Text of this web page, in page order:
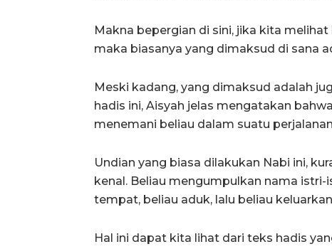
Makna bepergian di sini, jika kita
maka biasanya yang dimaksud di sana
Meski kadang, yang dimaksud adalah
hadis ini, Aisyah jelas mengatakan
menemani beliau dalam suatu
Undian yang biasa dilakukan Nabi ini,
kenal. Beliau mengumpulkan nama
tempat, beliau aduk, lalu beliau
Hal ini dapat kita lihat dari teks hadis